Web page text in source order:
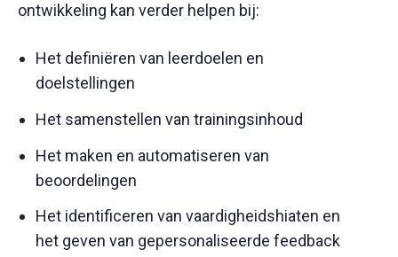
ontwikkeling kan verder helpen bij:
Het definiëren van leerdoelen en
doelstellingen
Het samenstellen van trainingsinhoud
Het maken en automatiseren van
beoordelingen
Het identificeren van vaardigheidshiaten en
het geven van gepersonaliseerde feedback